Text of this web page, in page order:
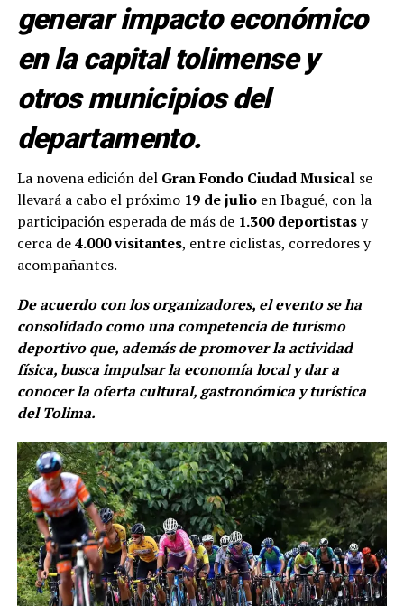
generar impacto económico
en la capital tolimense y
otros municipios del
departamento.
La novena edición del Gran Fondo Ciudad Musicalse
llevará a cabo el próximo 19 de julioen Ibagué, con la
participación esperada de más de 1.300 deportistasy
cerca de4.000 visitantes, entre ciclistas, corredores y
acompañantes.
De acuerdo con los organizadores, el evento se ha
consolidado como una competencia de turismo
deportivo que, además de promover la actividad
física, busca impulsar la economía local y dar a
conocer la oferta cultural, gastronómica y turística
del Tolima.